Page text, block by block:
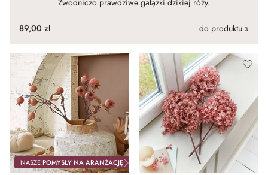
Zwodniczo prawdziwe gałązki dzikiej róży.
89,00 zł do produktu »
NASZEPOMYSŁY NA ARANŻACJĘ